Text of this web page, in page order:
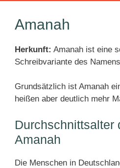
Amanah
Herkunft: Amanah ist eine
Schreibvariante des Namens
Grundsätzlich ist Amanah
heißen aber deutlich mehr
Durchschnittsalter
Amanah
Die Menschen in